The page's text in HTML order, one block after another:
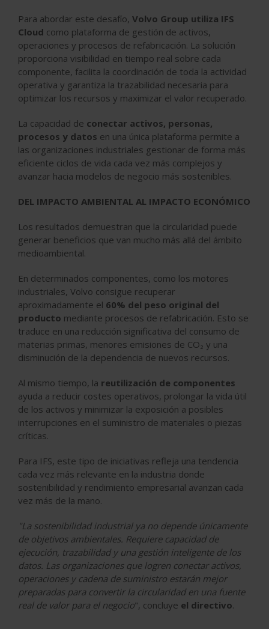
Para abordar este desafío, Volvo Group utiliza IFS
Cloud como plataforma de gestión de activos,
operaciones y procesos de refabricación. La solución
proporciona visibilidad en tiempo real sobre cada
componente, facilita la coordinación de toda la actividad
operativa y garantiza la trazabilidad necesaria para
optimizar los recursos y maximizar el valor recuperado.
La capacidad de conectar activos, personas,
procesos y datos en una única plataforma permite a
las organizaciones industriales gestionar de forma más
eficiente ciclos de vida cada vez más complejos y
avanzar hacia modelos de negocio más sostenibles.
DEL IMPACTO AMBIENTAL AL IMPACTO ECONÓMICO
Los resultados demuestran que la circularidad puede
generar beneficios que van mucho más allá del ámbito
medioambiental.
En determinados componentes, como los motores
industriales, Volvo consigue recuperar
aproximadamente el 60% del peso original del
producto mediante procesos de refabricación. Esto se
traduce en una reducción significativa del consumo de
materias primas, menores emisiones de CO₂ y una
disminución de la dependencia de nuevos recursos.
Al mismo tiempo, la reutilización de componentes
ayuda a reducir costes operativos, prolongar la vida útil
de los activos y minimizar la exposición a posibles
interrupciones en el suministro de materiales o piezas
críticas.
Para IFS, este tipo de iniciativas refleja una tendencia
cada vez más relevante en la industria donde
sostenibilidad y rendimiento empresarial avanzan cada
vez más de la mano.
"La sostenibilidad industrial ya no depende únicamente
de objetivos ambientales. Requiere capacidad de
ejecución, trazabilidad y una gestión inteligente de los
datos. Las organizaciones que logren conectar activos,
operaciones y cadena de suministro estarán mejor
preparadas para convertir la circularidad en una fuente
real de valor para el negocio", concluye el directivo.